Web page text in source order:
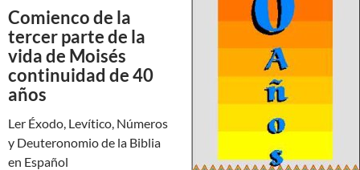
Comienco de la
tercer parte de la
vida de Moisés
continuidad de 40
años
Ler Éxodo, Levítico, Números
y Deuteronomio de la Biblia
en Español